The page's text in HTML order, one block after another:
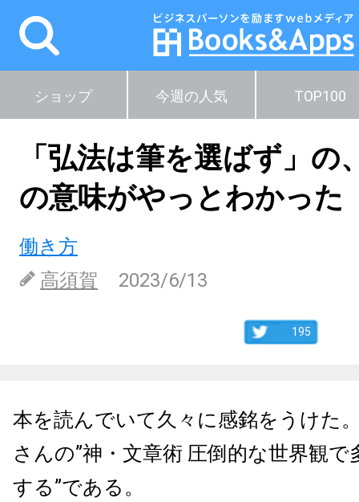
ショップ 今週の人気 TOP100
「弘法は筆を選ばず」の
の意味がやっとわかった
働き方
高須賀
2023/6/13
195
本を読んでいて久々に感銘をうけた
さんの”神・文章術 圧倒的な世界観
する”である。